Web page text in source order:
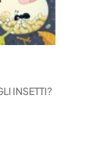
INSETTI?